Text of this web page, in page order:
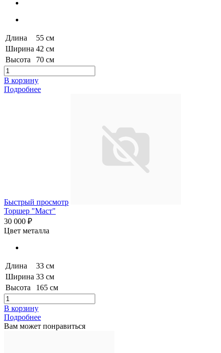
Длина
55 см
Ширина 42 см
Высота
70 см
В корзину
Подробнее
Быстрый просмотр
Торшер "Маст"
30 000 ₽
Цвет металла
Длина
33 см
Ширина 33 см
Высота
165 см
В корзину
Подробнее
Вам может понравиться